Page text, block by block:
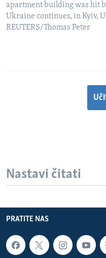
apartment building was hit
Ukraine continues, in Kyiv,
REUTERS/Thomas Peter
Nastavi čitati
PRATITE NAS